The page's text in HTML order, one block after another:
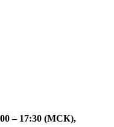
– 17:30 (МСК),